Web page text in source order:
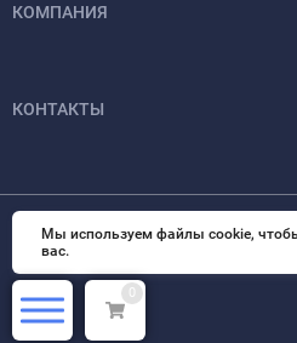
КОМПАНИЯ
КОНТАКТЫ
© 2026 InSale. Все
0
Мы используем файлы cookie,
вас.